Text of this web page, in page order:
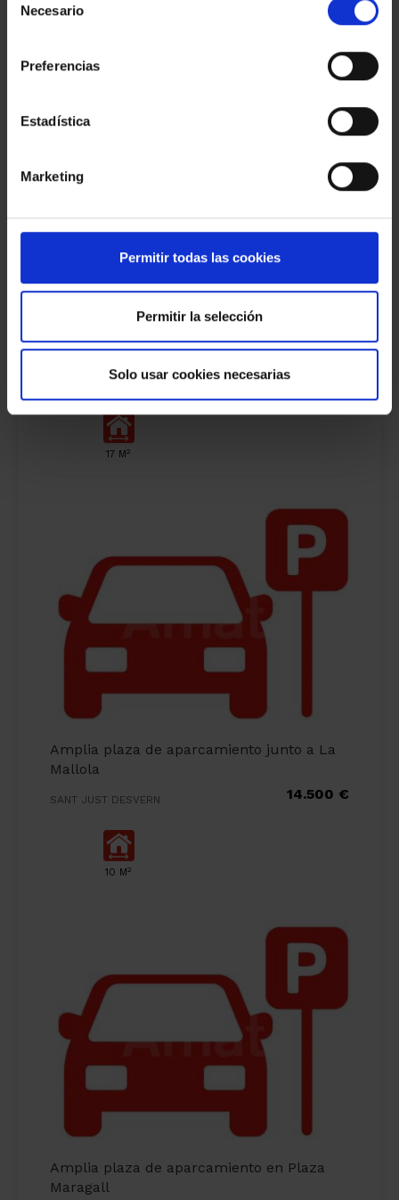
Necesario
Preferencias
Estadística
Marketing
Permitir todas las cookies
Permitir la selección
Solo usar cookies necesarias
Doble plaza de parking: coche y moto
SANT JUST DESVERN 12.000 €
17 M2
Amplia plaza de aparcamiento junto a La
Mallola
SANT JUST DESVERN 14.500 €
10 M2
Amplia plaza de aparcamiento en Plaza
Maragall